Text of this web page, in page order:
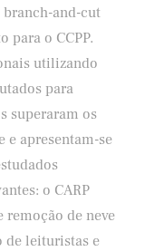
branch-and-cut
para o CCPP.
utilizando
para
superaram os
e apresentam-se
o CARP
de neve
de leituristas e